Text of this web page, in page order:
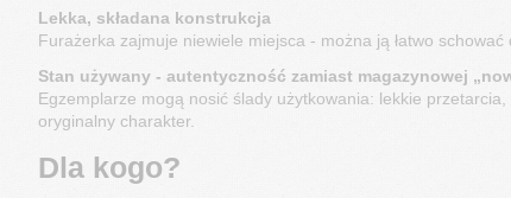
Lekka, składana konstrukcja
Furażerka zajmuje niewiele miejsca - można ją łatwo
Stan używany - autentyczność zamiast magazynowej
Egzemplarze mogą nosić ślady użytkowania: lekkie
oryginalny charakter.
Dla kogo?